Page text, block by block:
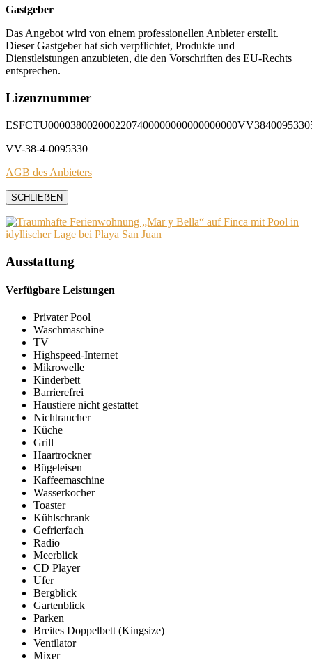
Gastgeber
Das Angebot wird von einem professionellen Anbieter erstellt.
Dieser Gastgeber hat sich verpflichtet, Produkte und
Dienstleistungen anzubieten, die den Vorschriften des EU-Rechts
entsprechen.
Lizenznummer
VV-38-4-0095330
AGB des Anbieters
SCHLIEẞEN
Ausstattung
Verfügbare Leistungen
Privater Pool
Waschmaschine
TV
Highspeed-Internet
Mikrowelle
Kinderbett
Barrierefrei
Haustiere nicht gestattet
Nichtraucher
Küche
Grill
Haartrockner
Bügeleisen
Kaffeemaschine
Wasserkocher
Toaster
Kühlschrank
Gefrierfach
Radio
Meerblick
CD Player
Ufer
Bergblick
Gartenblick
Parken
Breites Doppelbett (Kingsize)
Ventilator
Mixer